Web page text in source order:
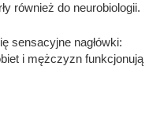
również do neurobiologii.
sensacyjne nagłówki:
i mężczyzn funkcjonują